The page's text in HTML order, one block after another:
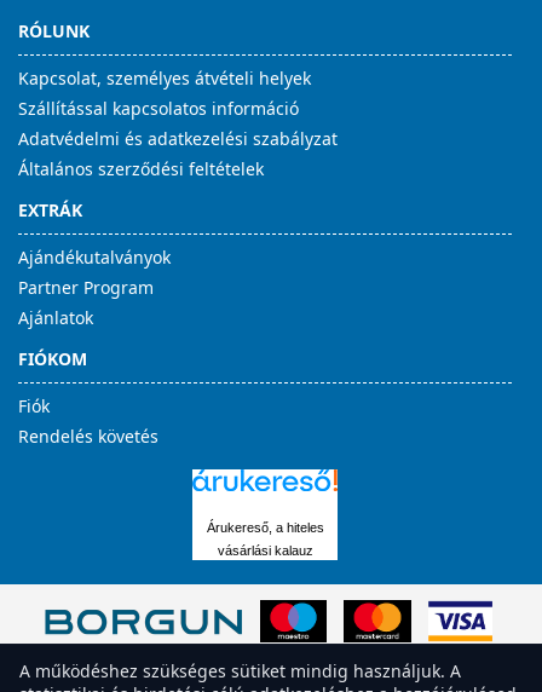
RÓLUNK
Kapcsolat, személyes átvételi helyek
Szállítással kapcsolatos információ
Adatvédelmi és adatkezelési szabályzat
Általános szerződési feltételek
EXTRÁK
Ajándékutalványok
Partner Program
Ajánlatok
FIÓKOM
Fiók
Rendelés követés
Árukereső, a hiteles
vásárlási kalauz
A működéshez szükséges sütiket mindig használjuk. A